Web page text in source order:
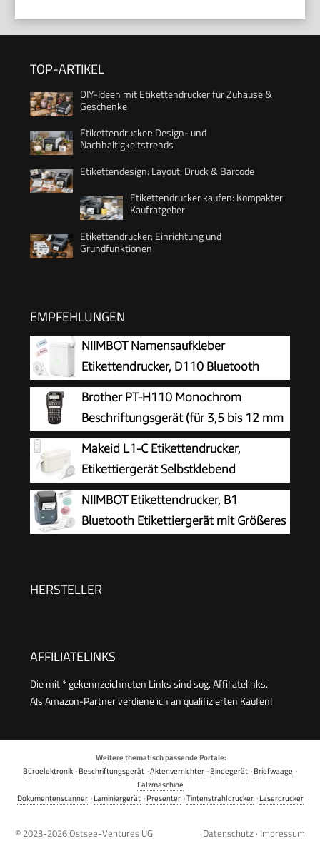
TOP-ARTIKEL
DIY-Ideen mit Etikettendrucker für Zuhause &
Geschenke
Etikettendrucker: Design- und
Nachhaltigkeitstrends
Etikettendesign: Layout, Druck & Barcode
Etikettendrucker kaufen: Kompakter
Kaufratgeber
Etikettendrucker: Einrichtung und
Grundfunktionen
EMPFEHLUNGEN
NIIMBOT Namensaufkleber
Etikettendrucker, D110 Bluetooth
Etikettiergerät
Brother PT-H110 Monochrom
Beschriftungsgerät (für 3,5 bis 12 mm
breite TZe-Schriftbänder, bis zu 20
mm/Sek. Druckgeschwindigkeit)
Makeid L1-C Etikettendrucker,
Etikettiergerät Selbstklebend
Beschriftungsgerät Bluetooth
Tragbarer Labeldrucker Mini Label Printer für
Zuhause & Büro, Druckgröße 9-16 mm 31mm/s
NIIMBOT Etikettendrucker, B1
Bluetooth Etikettiergerät mit Größeres
Android für Heim, Büro, Blau
HERSTELLER
AFFILIATELINKS
Die mit * gekennzeichneten Links sind sog. Affiliatelinks.
Als Amazon-Partner verdiene ich an qualifizierten Käufen!
Weitere thematisch passende Portale:
Büroelektronik ·Beschriftungsgerät ·Aktenvernichter ·Bindegerät ·Briefwaage ·
Falzmaschine
Dokumentenscanner·Laminiergerät·Presenter·Tintenstrahldrucker·Laserdrucker
© 2023-2026Ostsee-Ventures UG Datenschutz · Impressum